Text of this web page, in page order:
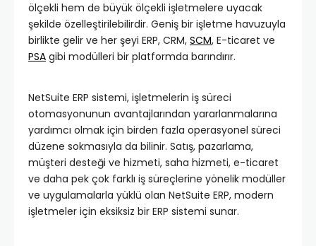
ölçekli hem de büyük ölçekli işletmelere uyacak
şekilde özelleştirilebilirdir. Geniş bir işletme havuzuyla
birlikte gelir ve her şeyi ERP, CRM, SCM, E-ticaret ve
PSA gibi modülleri bir platformda barındırır.
NetSuite ERP sistemi, işletmelerin iş süreci
otomasyonunun avantajlarından yararlanmalarına
yardımcı olmak için birden fazla operasyonel süreci
düzene sokmasıyla da bilinir. Satış, pazarlama,
müşteri desteği ve hizmeti, saha hizmeti, e-ticaret
ve daha pek çok farklı iş süreçlerine yönelik modüller
ve uygulamalarla yüklü olan NetSuite ERP, modern
işletmeler için eksiksiz bir ERP sistemi sunar.